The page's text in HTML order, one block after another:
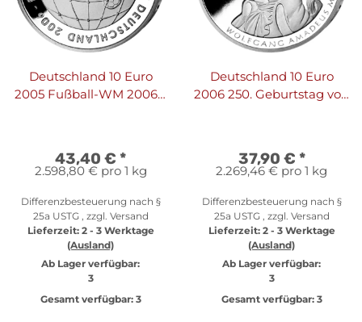
Deutschland 10 Euro
2005 Fußball-WM 2006 J
43,40 € *
2.598,80 € pro 1 kg
Differenzbesteuerung nach §
25a USTG , zzgl. Versand
Lieferzeit: 2 - 3 Werktage
(Ausland)
Ab Lager verfügbar:
3
Gesamt verfügbar:3
Deutschland 10 Euro
2006 250. Geburtstag von
37,90 € *
2.269,46 € pro 1 kg
Differenzbesteuerung nach §
25a USTG , zzgl. Versand
Lieferzeit: 2 - 3 Werktage
(Ausland)
Ab Lager verfügbar:
3
Gesamt verfügbar:3